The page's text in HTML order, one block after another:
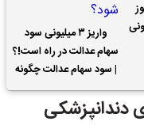
واریز ۳ میلیونی سود
سهام عدالت در راه است!؟
| سود سهام عدالت چگونه
محاسبه می شود؟
دندانپزشکی